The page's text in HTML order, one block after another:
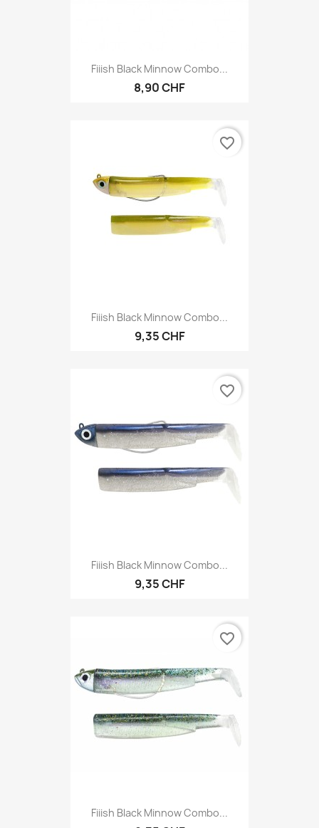
Fiiish Black Minnow Combo...
8,90 CHF
Fiiish Black Minnow Combo...
9,35 CHF
favorite_border
Fiiish Black Minnow Combo...
9,35 CHF
favorite_border
Fiiish Black Minnow Combo...
favorite_border